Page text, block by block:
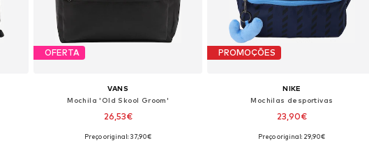
OFERTA
VANS
Mochila 'Old Skool Groom'
26,53€
Preço original: 37,90€
PROMOÇÕES
NIKE
Mochilas desportivas
23,90€
Preço original: 29,90€